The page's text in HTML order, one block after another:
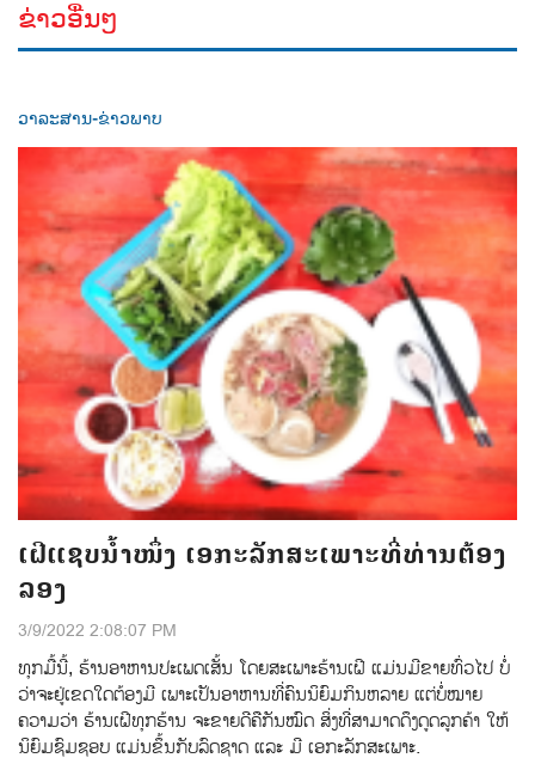
ຂ່າວອື່ນໆ
ວາລະສານ-ຂ່າວພາບ
ເຝີ​ແຊບ​ນໍ້າໜຶ່ງ ​ເອກະລັກ​ສະ​ເພາະ​ທີ່​ທ່ານ​ຕ້ອງ​
ລອງ
3/9/2022 2:08:07 PM
ທຸກ​ມື້​ນີ້, ຮ້ານ​ອາຫານ​ປະ​ເພດ​ເສັ້ນ ໂດຍສະເພາະຮ້ານເຝີ ແມ່ນມີ​ຂາຍ​ທົ່ວ​ໄປ ​ບໍ່
ວ່າ​ຈະ​ຢູ່​ເຂດ​ໃດ​​ຕ້ອງ​ມີ​ ເພາະ​ເປັນ​ອາຫານທີ່​ຄົນ​ນິຍົ​ມກິນຫລາຍ ແຕ່ບໍ່ໝາຍ
ຄວາມວ່າ ຮ້ານເຝີທຸກຮ້ານ ຈະຂາຍດີຄືກັນໝົດ ສິ່ງທີ່ສາມາດດຶງດູດລູກຄ້າ ໃຫ້
ນິຍົມຊົມຊອບ ແມ່ນຂຶ້ນກັບລົດຊາດ ແລະ ມີ ເອກະລັກສະເພາະ.